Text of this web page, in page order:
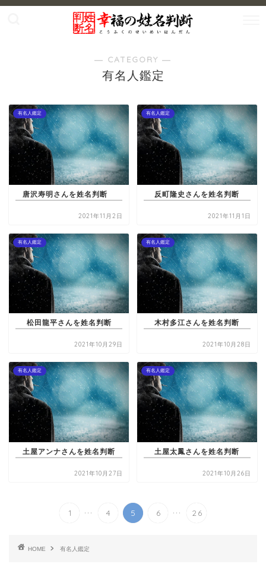
― CATEGORY ―
有名人鑑定
有名人鑑定
唐沢寿明さんを姓名判断
2021年11月2日
有名人鑑定
反町隆史さんを姓名判断
2021年11月1日
有名人鑑定
松田龍平さんを姓名判断
2021年10月29日
有名人鑑定
木村多江さんを姓名判断
2021年10月28日
有名人鑑定
土屋アンナさんを姓名判断
2021年10月27日
有名人鑑定
土屋太鳳さんを姓名判断
2021年10月26日
1 ... 4 5 6 ... 26
HOME 有名人鑑定